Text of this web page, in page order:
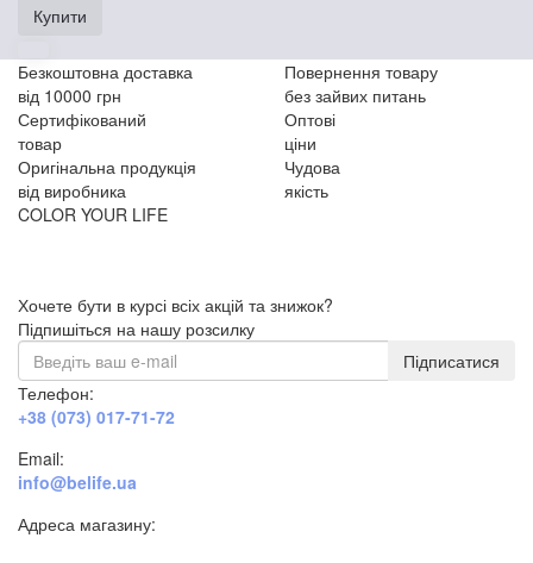
Купити
Безкоштовна доставка
від 10000 грн
Повернення товару
без зайвих питань
Сертифікований
товар
Оптові
ціни
Оригінальна продукція
від виробника
Чудова
якість
COLOR YOUR LIFE
Хочете бути в курсі всіх акцій та знижок?
Підпишіться на нашу розсилку
Підписатися
Телефон:
+38 (073) 017-71-72
Email:
info@belife.ua
Адреса магазину: